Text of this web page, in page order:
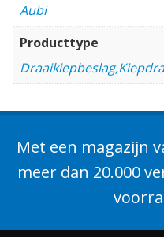
Aubi
Producttype
Met een magazijn
meer dan 20.000